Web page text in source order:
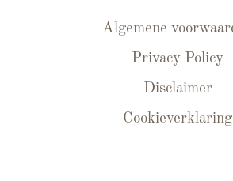
Algemene
Privacy Policy
Disclaimer
Cookieverklaring